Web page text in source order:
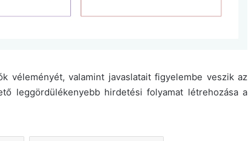
véleményét, valamint javaslatait figyelembe veszik az
leggördülékenyebb hirdetési folyamat létrehozása a